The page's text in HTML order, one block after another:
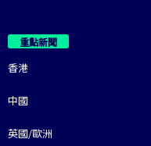
重點新聞
香港
中國
英國/歐洲